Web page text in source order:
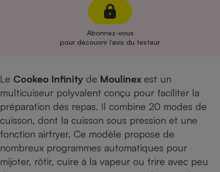
Abonnez-vous
pour découvrir l’avis du testeur
Le Cookeo Infinity de Moulinex est un
multicuiseur polyvalent conçu pour faciliter la
préparation des repas. Il combine 20 modes de
cuisson, dont la cuisson sous pression et une
fonction airfryer. Ce modèle propose de
nombreux programmes automatiques pour
mijoter, rôtir, cuire à la vapeur ou frire avec peu